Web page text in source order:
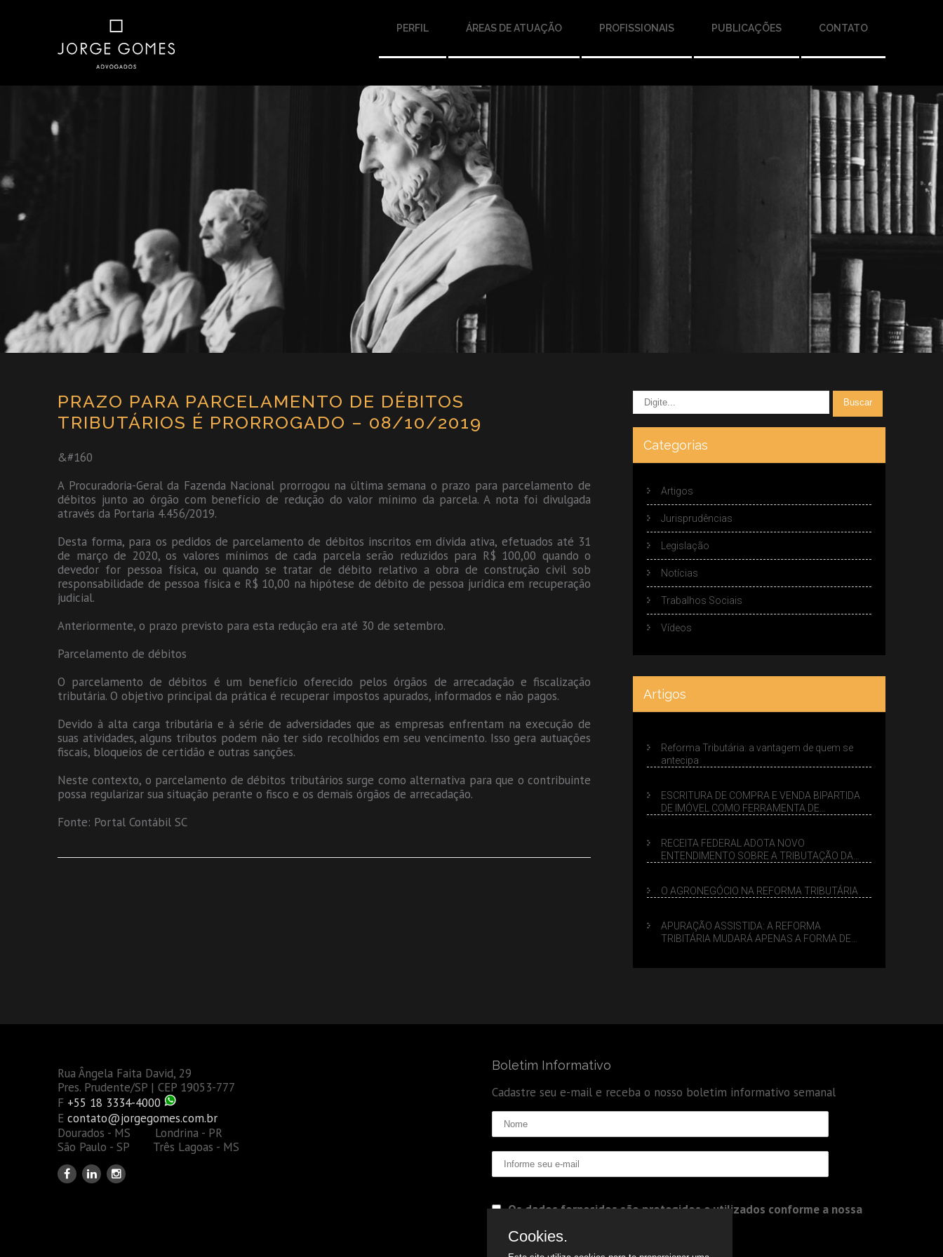
PERFIL ÁREAS DE ATUAÇÃO PROFISSIONAIS PUBLICAÇÕES CONTATO
PRAZO PARA PARCELAMENTO DE DÉBITOS
TRIBUTÁRIOS É PRORROGADO – 08/10/2019
&#160
A Procuradoria-Geral da Fazenda Nacional prorrogou na última semana o prazo para parcelamento de
débitos junto ao órgão com benefício de redução do valor mínimo da parcela. A nota foi divulgada
através da Portaria 4.456/2019.
Desta forma, para os pedidos de parcelamento de débitos inscritos em dívida ativa, efetuados até 31
de março de 2020, os valores mínimos de cada parcela serão reduzidos para R$ 100,00 quando o
devedor for pessoa física, ou quando se tratar de débito relativo a obra de construção civil sob
responsabilidade de pessoa física e R$ 10,00 na hipótese de débito de pessoa jurídica em recuperação
judicial.
Anteriormente, o prazo previsto para esta redução era até 30 de setembro.
Parcelamento de débitos
O parcelamento de débitos é um benefício oferecido pelos órgãos de arrecadação e fiscalização
tributária. O objetivo principal da prática é recuperar impostos apurados, informados e não pagos.
Devido à alta carga tributária e à série de adversidades que as empresas enfrentam na execução de
suas atividades, alguns tributos podem não ter sido recolhidos em seu vencimento. Isso gera autuações
fiscais, bloqueios de certidão e outras sanções.
Neste contexto, o parcelamento de débitos tributários surge como alternativa para que o contribuinte
possa regularizar sua situação perante o fisco e os demais órgãos de arrecadação.
Fonte: Portal Contábil SC
Categorias
Artigos
Jurisprudências
Legislação
Notícias
Trabalhos Sociais
Vídeos
Artigos
Reforma Tributária: a vantagem de quem se
antecipa
ESCRITURA DE COMPRA E VENDA BIPARTIDA
DE IMÓVEL COMO FERRAMENTA DE
RECEITA FEDERAL ADOTA NOVO
ENTENDIMENTO SOBRE A TRIBUTAÇÃO DA
O AGRONEGÓCIO NA REFORMA TRIBUTÁRIA
APURAÇÃO ASSISTIDA: A REFORMA
TRIBITÁRIA MUDARÁ APENAS A FORMA DE
Rua Ângela Faita David, 29
Pres. Prudente/SP | CEP 19053-777
F +55 18 3334-4000
E contato@jorgegomes.com.br
Dourados - MS Londrina - PR
São Paulo - SP Três Lagoas - MS
Boletim Informativo
Cadastre seu e-mail e receba o nosso boletim informativo semanal
Os dados fornecidos são protegidos e utilizados conforme a nossa
Cookies.